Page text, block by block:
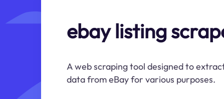
ebay listing
A web scraping tool designed to
data from eBay for various purposes.